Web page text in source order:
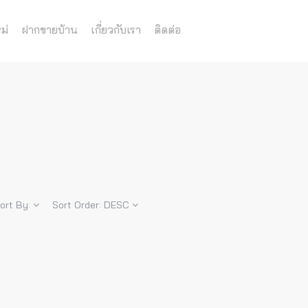
ฝากขายบ้าน เกี่ยวกับเรา ติดต่อ
By: Sort Order: DESC